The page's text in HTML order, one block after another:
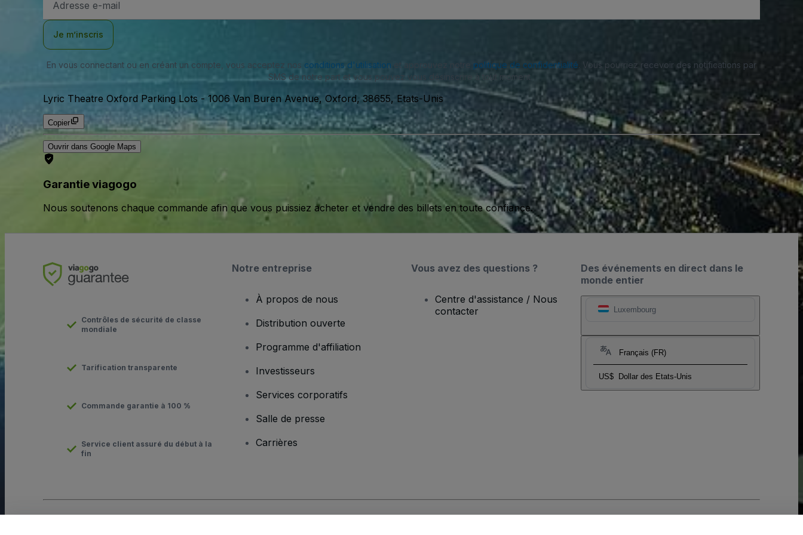
e-
Je m’inscris
En vous connectant ou en créant un compte, vous acceptez nos conditions d'utilisation politique de confidentialité . Vous pourriez recevoir des notifications par
SMS de notre part et vous pouvez vous désinscrire à tout moment.
Lyric Theatre Oxford Parking Lots - 1006 Van Buren Avenue, Oxford, 38655, Etats-Unis
Copier
Ouvrir dans Google Maps
Garantie viagogo
Nous soutenons chaque commande afin que vous puissiez acheter et vendre des billets en toute confiance.
Des événements en direct dans le
monde entier
Luxembourg
Français (FR)
US$ Dollar des Etats-Unis
Contrôles de sécurité de classe
mondiale
Tarification transparente
Commande garantie à 100 %
Service client assuré du début à la
fin
Notre entreprise
À propos de nous
Distribution ouverte
Programme d'affiliation
Investisseurs
Services corporatifs
Salle de presse
Carrières
Vous avez des questions ?
Centre d'assistance / Nous
contacter